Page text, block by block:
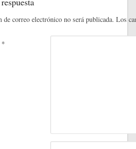
t rti
r
de correo electrónico no será publicada. Los
*